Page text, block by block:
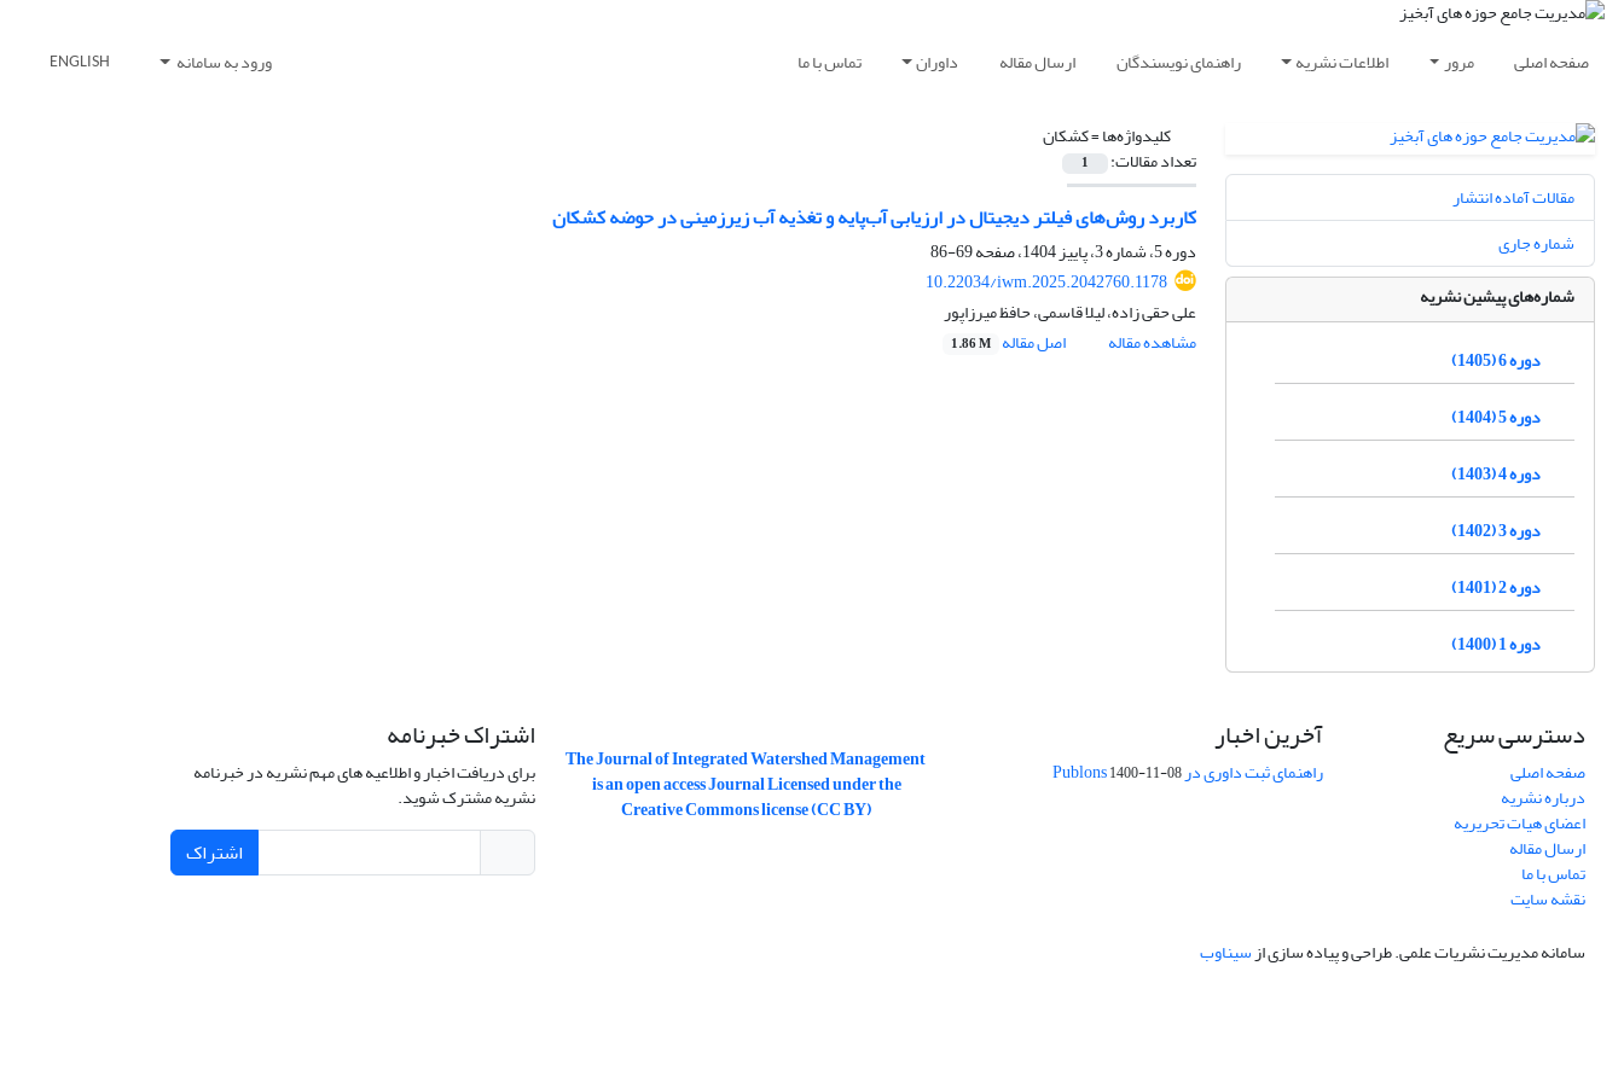
صفحه اصلی مرور اطلاعات نشریه راهنمای نویسندگان ارسال مقاله داوران تماس با ما ورود به سامانه ENGLISH
کلیدواژه‌ها =کشکان
تعداد مقالات: 1
کاربرد روش‌های فیلتر دیجیتال در ارزیابی آب‌پایه و تغذیه آب زیرزمینی در حوضه کشکان
دوره 5، شماره 3، پاییز 1404، صفحه
69-86
10.22034/iwm.2025.2042760.1178
علی حقی زاده، لیلا قاسمی، حافظ میرزاپور
مشاهده مقاله
اصل مقاله 1.86 M
مقالات آماده انتشار
شماره جاری
شماره‌های پیشین نشریه
دوره 6 (1405)
دوره 5 (1404)
دوره 4 (1403)
دوره 3 (1402)
دوره 2 (1401)
دوره 1 (1400)
دسترسی سریع
صفحه اصلی
درباره نشریه
اعضای هیات تحریریه
ارسال مقاله
تماس با ما
نقشه سایت
آخرین اخبار
راهنمای ثبت داوری در Publons1400-11-08
The Journal of Integrated Watershed Management
is an open access Journal Licensed under the
Creative Commons license (CC BY)
اشتراک خبرنامه
برای دریافت اخبار و اطلاعیه های مهم نشریه در خبرنامه
نشریه مشترک شوید.
اشتراک
سامانه مدیریت نشریات علمی.طراحی و پیاده سازی ازسیناوب